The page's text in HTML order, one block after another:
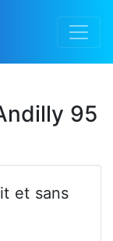
95
et sans